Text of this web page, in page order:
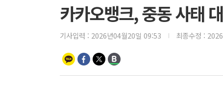
카카오뱅크, 중동 사태
기사입력 : 2026년04월20일 09:53 최종수정 :